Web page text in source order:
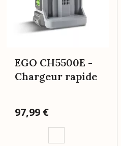
EGO CH5500E -
Chargeur rapide
Prix
97,99 €